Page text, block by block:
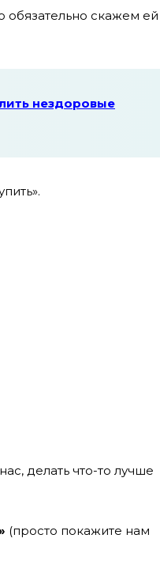
обязательно скажем ей
нездоровые
делать что-то лучше
(просто покажите нам